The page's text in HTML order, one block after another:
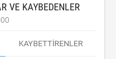
VE KAYBEDENLER
KAYBETTIRENLER